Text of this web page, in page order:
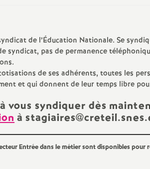
d
e
S
e
c
de l’Éducation Nationale. Se
syndicat, pas de permanence
de ses adhérents, toutes les
et qui donnent de leur temps libre
vous syndiquer dès
à
Entrée dans le métier sont disponibles